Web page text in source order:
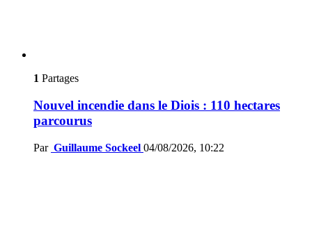
1 Partages
Nouvel incendie dans le Diois : 110 hectares
parcourus
Par Guillaume Sockeel 04/08/2026, 10:22